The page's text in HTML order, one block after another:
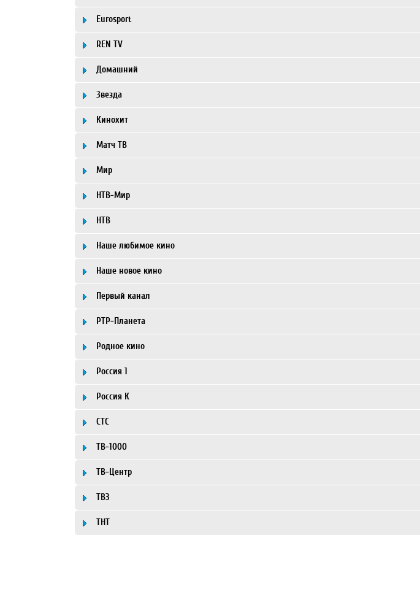
Eurosport
REN TV
Домашний
Звезда
Кинохит
Матч ТВ
Мир
НТВ-Мир
НТВ
Наше любимое кино
Наше новое кино
Первый канал
РТР-Планета
Родное кино
Россия 1
Россия К
СТС
ТВ-1000
ТВ-Центр
ТВ3
ТНТ